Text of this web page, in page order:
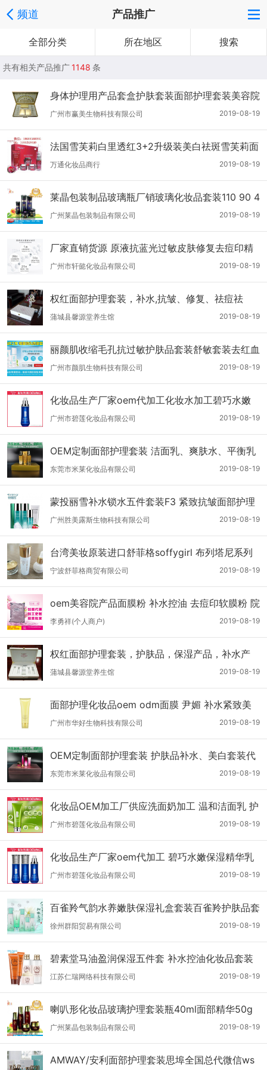
频道 产品推广
全部分类 所在地区 搜索
共有相关产品推广1148 条
身体护理用产品套盒护肤套装面部护理套装美容院
面部套盒化妆品套
2019-08-19
广州市赢美生物科技有限公司
法国雪芙莉白里透红3+2升级装美白祛斑雪芙莉面
部护理套装雪芙莉厂家雪芙莉批发雪芙莉价格雪芙
莉化妆品
2019-08-19
万通化妆品商行
莱晶包装制品玻璃瓶厂销玻璃化妆品套装110 90 4
0 20ml亳升乳液包装瓶子50g 20g克膏霜面部护
理包装瓶罐子
2019-08-19
广州莱晶包装制品有限公司
厂家直销货源 原液抗蓝光过敏皮肤修复去痘印精
华肌底液女脸部 面部护理 改善暗沉均净调理 女化
妆品套盒
2019-08-19
广州市轩懿化妆品有限公司
权红面部护理套装，补水,抗皱、修复、祛痘祛
斑；古典配方融合现代科技透皮技术，使本系列化
妆品很容易的透过皮肤屏障
2019-08-19
蒲城县馨源堂养生馆
丽颜肌收缩毛孔抗过敏护肤品套装舒敏套装去红血
丝修复保湿补水女面部护理敏感肌肤专用 多效褪
红套装
2019-08-19
广州市颜肌生物科技有限公司
化妆品生产厂家oem代加工化妆水加工碧巧水嫩
保湿柔肤水批发代理面部护理产品OEM代加工
2019-08-19
广州市碧莲化妆品有限公司
OEM定制面部护理套装 洁面乳、爽肤水、平衡乳
三件套代加工 日化线化妆品定做代加工
2019-08-19
东莞市米莱化妆品有限公司
蒙投丽雪补水锁水五件套装F3 紧致抗皱面部护理
套 护肤品代发
2019-08-19
广州胜美露斯生物科技有限公司
台湾美妆原装进口舒菲格soffygirl 布列塔尼系列
水乳霜 化妆品护肤套装 面部护理套装 批发代理
2019-08-19
宁波舒菲格商贸有限公司
oem美容院产品面膜粉 补水控油 去痘印软膜粉 院
装 护肤品 1000g 面部护理
2019-08-19
李勇祥(个人商户)
权红面部护理套装，护肤品，保湿产品，补水产
品，美白产品，套盒，进口原料，中药制剂2019-08-19
蒲城县馨源堂养生馆
面部护理化妆品oem odm面膜 尹媚 补水紧致美
白精华膜 淡化色斑水洗面膜
2019-08-19
广州市华好生物科技有限公司
OEM定制面部护理套装 护肤品补水、美白套装代
加工 不压包材低风险投资
2019-08-19
东莞市米莱化妆品有限公司
化妆品OEM加工厂供应洗面奶加工 温和洁面乳 护
肤品半成品OEM加工面部护理产品OEM加工2019-08-19
广州市碧莲化妆品有限公司
化妆品生产厂家oem代加工 碧巧水嫩保湿精华乳
液 护肤品批发代理 面部护理产品批发
2019-08-19
广州市碧莲化妆品有限公司
百雀羚气韵水养嫩肤保湿礼盒套装百雀羚护肤品套
装保湿补水清洁面部护理
2019-08-19
徐州群阳贸易有限公司
碧素堂马油盈润保湿五件套 补水控油化妆品套装
女面部护理
2019-08-19
江苏仁瑞网络科技有限公司
喇叭形化妆品玻璃护理套装瓶40ml面部精华50g
面霜30g眼
2019-08-19
广州莱晶包装制品有限公司
AMWAY/安利面部护理套装思埠全国总代微信ws